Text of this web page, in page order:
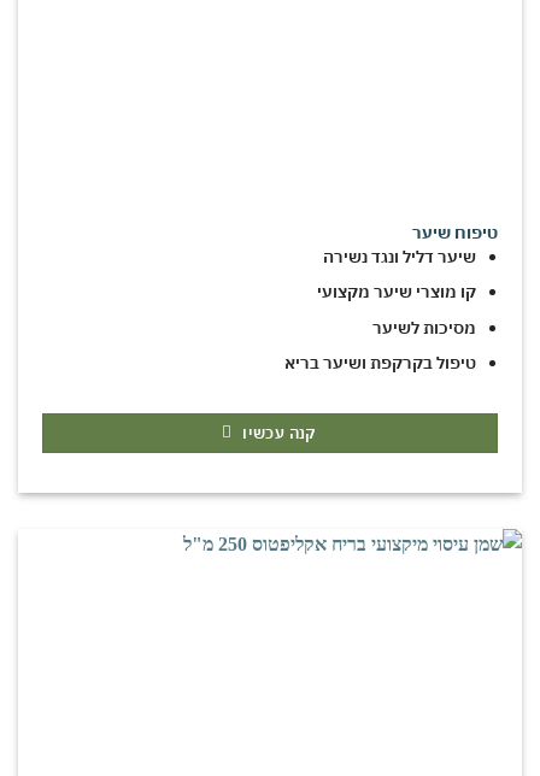
טיפוח שיער
שיער דליל ונגד נשירה
קו מוצרי שיער מקצועי
מסיכות לשיער
טיפול בקרקפת ושיער בריא
קנה עכשיו